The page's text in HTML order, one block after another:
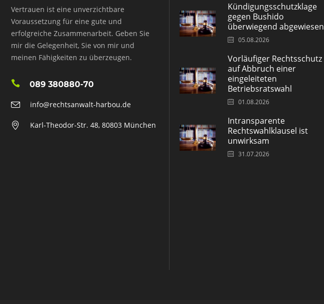
Vertrauen ist eine unverzichtbare
Voraussetzung für eine gute und
erfolgreiche Zusammenarbeit. Geben Sie
mir die Gelegenheit, Sie von mir und
meinen Fähigkeiten zu überzeugen.
089 380880-70
info@rechtsanwalt-harbou.de
Karl-Theodor-Str. 48, 80803 München
Kündigungsschutzklage
gegen Bushido
überwiegend abgewiesen
05.08.2026
Vorläufiger Rechtsschutz
auf Abbruch einer
eingeleiteten
Betriebsratswahl
01.08.2026
Intransparente
Rechtswahlklausel ist
unwirksam
31.07.2026